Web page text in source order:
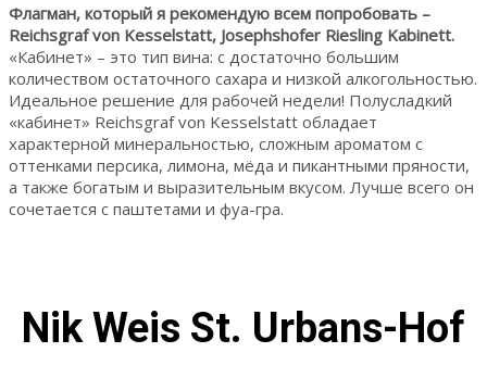
Флагман, который я рекомендую всем попробовать –
Reichsgraf von Kesselstatt, Josephshofer Riesling Kabinett.
«Кабинет» – это тип вина: с достаточно большим
количеством остаточного сахара и низкой алкогольностью.
Идеальное решение для рабочей недели! Полусладкий
«кабинет» Reichsgraf von Kesselstatt обладает
характерной минеральностью, сложным ароматом с
оттенками персика, лимона, мёда и пикантными пряности,
а также богатым и выразительным вкусом. Лучше всего он
сочетается с паштетами и фуа-гра.
Nik Weis St. Urbans-Hof